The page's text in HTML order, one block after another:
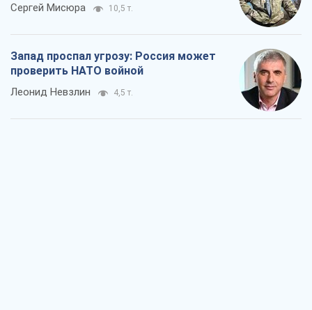
Сергей Мисюра 10,5 т.
Запад проспал угрозу: Россия может
проверить НАТО войной
Леонид Невзлин 4,5 т.